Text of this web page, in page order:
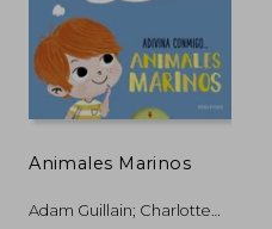
45%
dcto. $
Animales Marinos
Adam Guillain; Charlotte